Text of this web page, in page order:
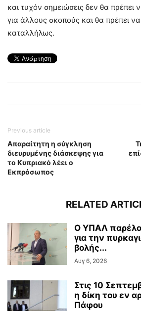
και τυχόν σημειώσεις δεν θα πρέπει
για άλλους σκοπούς και θα πρέπει
καταλλήλως.
Previous article
Απαραίτητη η σύγκληση
διευρυμένης διάσκεψης για
το Κυπριακό λέει ο
Εκπρόσωπος
RELATED
Ο ΥΠΑΛ
για την
βολής...
Αυγ 6, 2026
Στις 10
η δίκη του εν
Πάφου